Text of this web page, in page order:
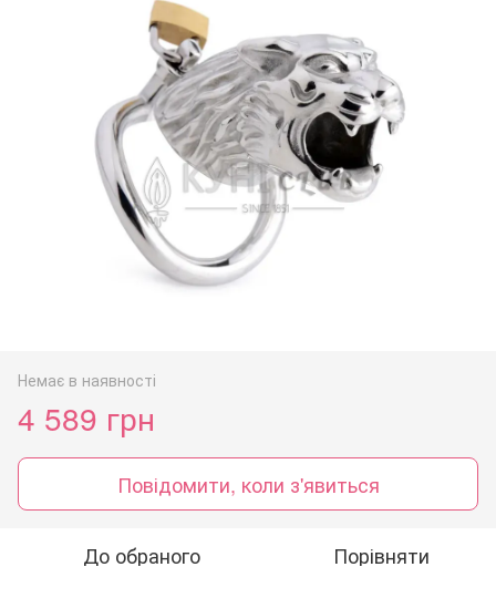
Немає в наявності
4 589 грн
Повідомити, коли з'явиться
До обраного Порівняти